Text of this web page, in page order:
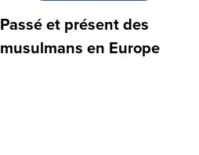
Passé et présent des
musulmans en Europe